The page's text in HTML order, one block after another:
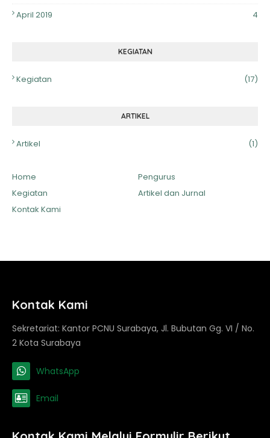
April 2019
4
KEGIATAN
Kegiatan (17)
ARTIKEL
Artikel (1)
Home
Pengurus
Kegiatan
Artikel dan Jurnal
Kontak Kami
Kontak Kami
Sekretariat: Kantor PCNU Surabaya, Jl. Bubutan Gg. VI / No.
2 Kota Surabaya
WhatsApp
Email